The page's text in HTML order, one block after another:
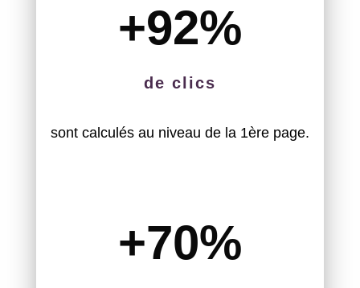
+92%
de clics
sont calculés au niveau de la 1ère page.
+70%